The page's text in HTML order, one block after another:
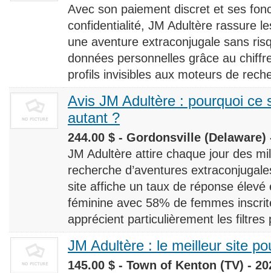
Avec son paiement discret et ses
confidentialité, JM Adultère rassure
une aventure extraconjugale sans
données personnelles grâce au
profils invisibles aux moteurs de
Avis JM Adultère : pourquoi ce
autant ?
244.00 $ - Gordonsville (Delaware)
JM Adultère attire chaque jour des
recherche d’aventures
site affiche un taux de réponse
féminine avec 58% de femmes
apprécient particulièrement les filtres
JM Adultère : le meilleur site
145.00 $ - Town of Kenton (TV) -